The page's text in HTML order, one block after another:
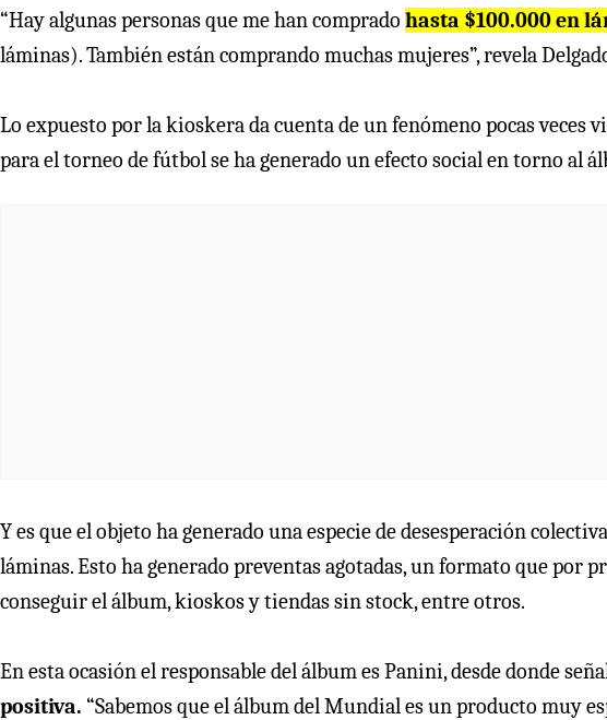
“Hay algunas personas que me han comprado hasta $100.000 en
láminas). También están comprando muchas mujeres”, revela
Lo expuesto por la kioskera da cuenta de un fenómeno pocas veces
para el torneo de fútbol se ha generado un efecto social en torno al
Y es que el objeto ha generado una especie de desesperación
láminas. Esto ha generado preventas agotadas, un formato que por
conseguir el álbum, kioskos y tiendas sin stock, entre otros.
En esta ocasión el responsable del álbum es Panini, desde donde
positiva. “Sabemos que el álbum del Mundial es un producto muy